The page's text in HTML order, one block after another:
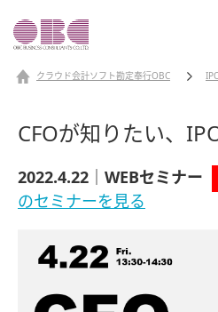
クラウド会計ソフト勘定奉行OBC
CFOが知りたい、
2022.4.22｜WEBセミナー
のセミナーを見る